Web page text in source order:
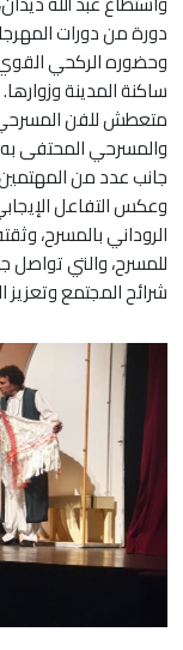
دورة من دورات
وحضوره الركحي
ساكنة المدينة
متعطش للفن
والمسرحي المحتفى به
جانب عدد من
وعكس التفاعل
الروداني بالمسرح،
للمسرح، والتي
شرائح المجتمع